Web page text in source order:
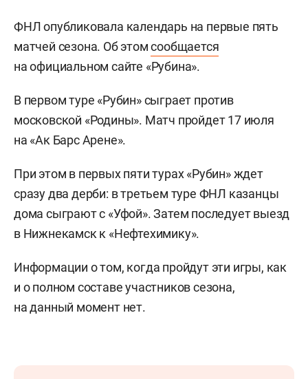
ФНЛ опубликовала календарь на первые пять
матчей сезона. Об этомсообщается
на официальном сайте «Рубина».
В первом туре «Рубин» сыграет против
московской «Родины». Матч пройдет 17 июля
на «Ак Барс Арене».
При этом в первых пяти турах «Рубин» ждет
сразу два дерби: в третьем туре ФНЛ казанцы
дома сыграют с «Уфой». Затем последует выезд
в Нижнекамск к «Нефтехимику».
Информации о том, когда пройдут эти игры, как
и о полном составе участников сезона,
на данный момент нет.